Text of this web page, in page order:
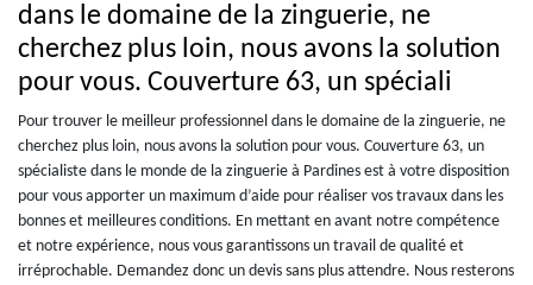
dans le domaine de la zinguerie, ne
cherchez plus loin, nous avons la solution
pour vous. Couverture 63, un spéciali
Pour trouver le meilleur professionnel dans le domaine de la zinguerie, ne
cherchez plus loin, nous avons la solution pour vous. Couverture 63, un
spécialiste dans le monde de la zinguerie à Pardines est à votre disposition
pour vous apporter un maximum d’aide pour réaliser vos travaux dans les
bonnes et meilleures conditions. En mettant en avant notre compétence
et notre expérience, nous vous garantissons un travail de qualité et
irréprochable. Demandez donc un devis sans plus attendre. Nous resterons